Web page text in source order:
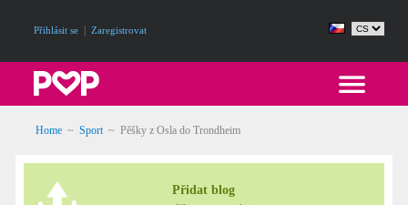
Přihlásit se Zaregistrovat
Home ~ Sport~ Pěšky z Osla do Trondheim
Přidat blog